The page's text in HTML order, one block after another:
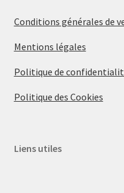
Conditions générales de
Mentions légales
Politique de
Politique des Cookies
Liens utiles